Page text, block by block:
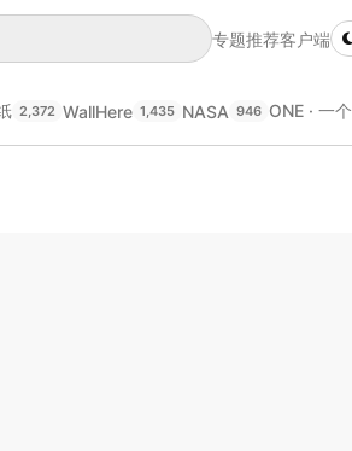
专题推荐客户端
2,372 WallHere 1,435 NASA 946 ONE · 一个